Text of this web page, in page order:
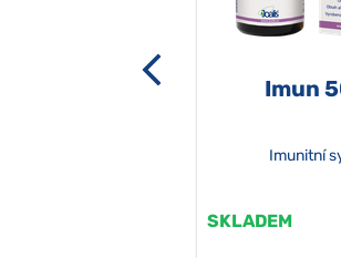
Imun
Imunitní
SKLADEM